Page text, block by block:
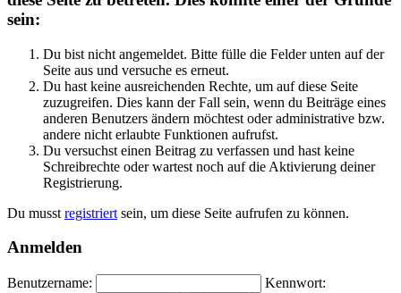
sein:
Du bist nicht angemeldet. Bitte fülle die Felder unten auf der
Seite aus und versuche es erneut.
Du hast keine ausreichenden Rechte, um auf diese Seite
zuzugreifen. Dies kann der Fall sein, wenn du Beiträge eines
anderen Benutzers ändern möchtest oder administrative bzw.
andere nicht erlaubte Funktionen aufrufst.
Du versuchst einen Beitrag zu verfassen und hast keine
Schreibrechte oder wartest noch auf die Aktivierung deiner
Registrierung.
Du musst registriert sein, um diese Seite aufrufen zu können.
Anmelden
Benutzername:
Kennwort: